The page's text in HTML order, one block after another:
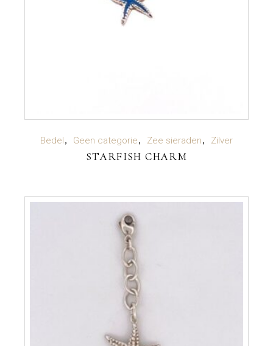
LEES VERDER
Bedel Geen categorie Zee sieraden Zilver
STARFISH CHARM